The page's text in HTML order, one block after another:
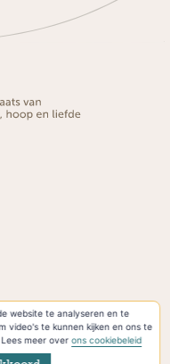
website te analyseren en te
video's te kunnen kijken en ons te
Lees meer overons cookiebeleid